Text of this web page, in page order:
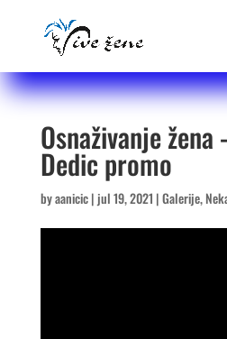
Osnaživanje
Dedic promo
byaanicic| jul 19, 2021 |Galerije,